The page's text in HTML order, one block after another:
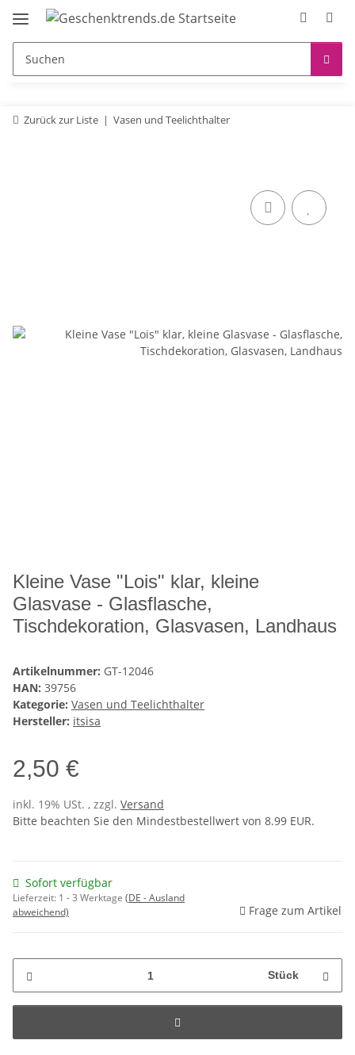
Zurück zur Liste Vasen und Teelichthalter
Kleine Vase "Lois" klar, kleine
Glasvase - Glasflasche,
Tischdekoration, Glasvasen, Landhaus
Artikelnummer: GT-12046
HAN: 39756
Kategorie: Vasen und Teelichthalter
Hersteller: itsisa
2,50 €
inkl. 19% USt. , zzgl. Versand
Bitte beachten Sie den Mindestbestellwert von 8.99 EUR.
Sofort verfügbar
Lieferzeit: 1 - 3 Werktage (DE - Ausland
abweichend)
Frage zum Artikel
Stück